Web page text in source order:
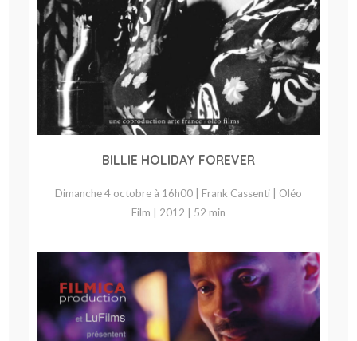
BILLIE HOLIDAY FOREVER
Dimanche 4 octobre à 16h00 | Frank Cassenti | Oléo
Film | 2012 | 52 min